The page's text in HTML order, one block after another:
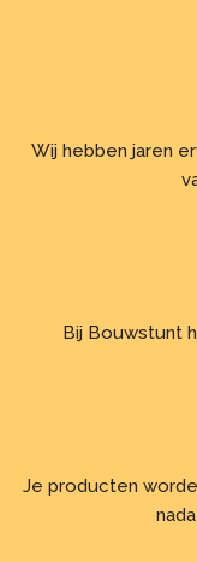
Wij hebben jaren
Bij Bouwstunt
Je producten